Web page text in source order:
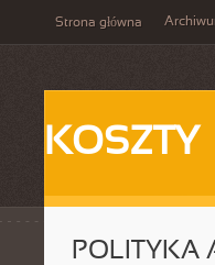
Strona główna
KOSZTY
POLITYKA